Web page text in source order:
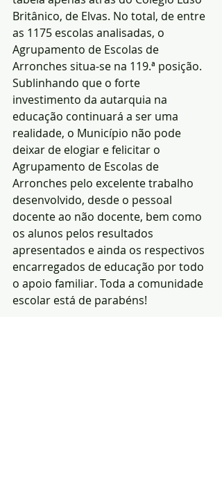
Britânico, de Elvas. No total, de entre
as 1175 escolas analisadas, o
Agrupamento de Escolas de
Arronches situa-se na 119.ª posição.
Sublinhando que o forte
investimento da autarquia na
educação continuará a ser uma
realidade, o Município não pode
deixar de elogiar e felicitar o
Agrupamento de Escolas de
Arronches pelo excelente trabalho
desenvolvido, desde o pessoal
docente ao não docente, bem como
os alunos pelos resultados
apresentados e ainda os respectivos
encarregados de educação por todo
o apoio familiar. Toda a comunidade
escolar está de parabéns!